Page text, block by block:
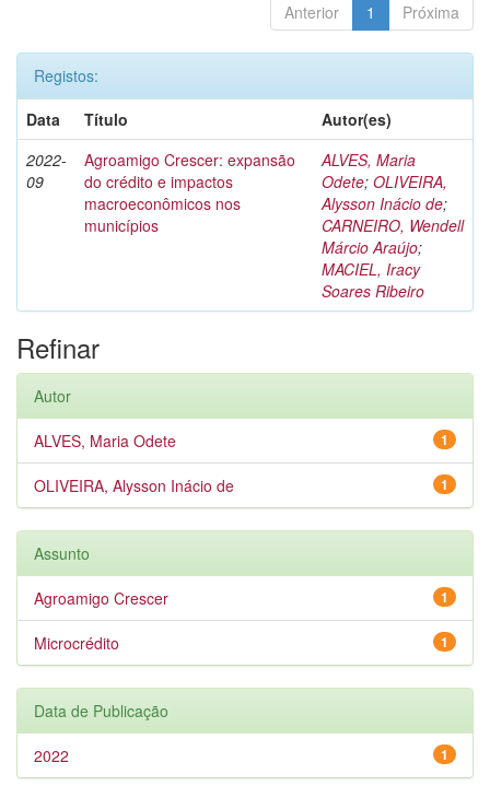
Anterior 1 Próxima
Registos:
Data
Título
Autor(es)
2022-
09
Agroamigo Crescer: expansão
do crédito e impactos
macroeconômicos nos
municípios
ALVES, Maria
Odete; OLIVEIRA,
Alysson Inácio de;
CARNEIRO, Wendell
Márcio Araújo;
MACIEL, Iracy
Soares Ribeiro
Refinar
Autor
1
ALVES, Maria Odete
1
OLIVEIRA, Alysson Inácio de
Assunto
1
Agroamigo Crescer
1
Microcrédito
Data de Publicação
1
2022